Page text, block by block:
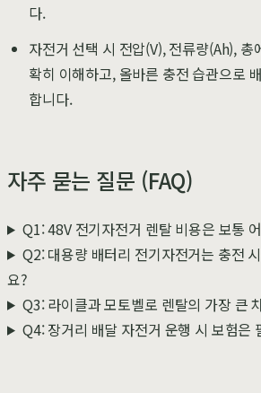
다.
자전거 선택 시 전압(V), 전류량(Ah), 총
확히 이해하고, 올바른 충전 습관으로
합니다.
자주 묻는 질문 (FAQ)
Q1: 48V 전기자전거 렌탈 비용은 보통
Q2: 대용량 배터리 전기자전거는 충전
요?
Q3: 라이클과 모토벨로 렌탈의 가장 큰
Q4: 장거리 배달 자전거 운행 시 보험은